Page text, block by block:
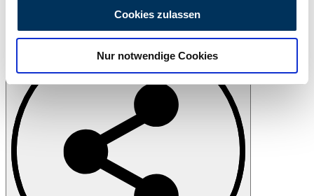
analysieren. Außerdem geben wir Informationen zu Ihrer
Verwendung unserer Website an unsere Partner für
soziale Medien, Werbung und Analysen weiter. Unsere
Partner führen diese Informationen möglicherweise mit
weiteren Daten zusammen, die Sie ihnen bereitgestellt
haben oder die sie im Rahmen Ihrer Nutzung der Dienste
gesammelt haben.Datenschutzerklärung
Cookies zulassen
Nur notwendige Cookies